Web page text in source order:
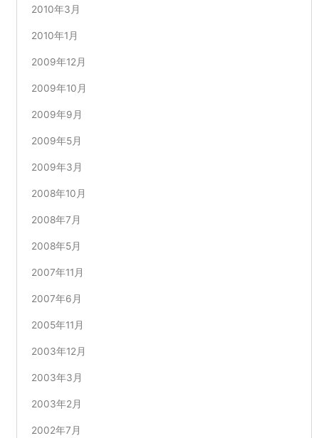
2010年3月
2010年1月
2009年12月
2009年10月
2009年9月
2009年5月
2009年3月
2008年10月
2008年7月
2008年5月
2007年11月
2007年6月
2005年11月
2003年12月
2003年3月
2003年2月
2002年7月